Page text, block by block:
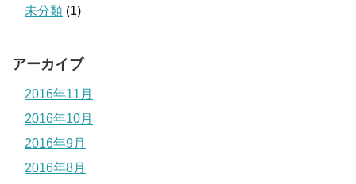
未分類 (1)
アーカイブ
2016年11月
2016年10月
2016年9月
2016年8月